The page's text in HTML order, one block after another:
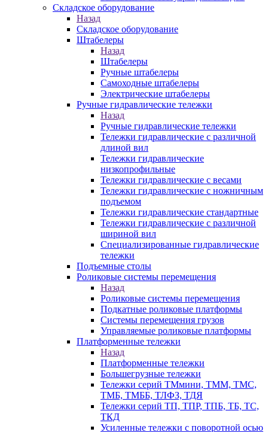
Складское оборудование
Назад
Складское оборудование
Штабелеры
Назад
Штабелеры
Ручные штабелеры
Самоходные штабелеры
Электрические штабелеры
Ручные гидравлические тележки
Назад
Ручные гидравлические тележки
Тележки гидравлические с различной
длиной вил
Тележки гидравлические
низкопрофильные
Тележки гидравлические с весами
Тележки гидравлические с ножничным
подъемом
Тележки гидравлические стандартные
Тележки гидравлические с различной
шириной вил
Специализированные гидравлические
тележки
Подъемные столы
Роликовые системы перемещения
Назад
Роликовые системы перемещения
Подкатные роликовые платформы
Системы перемещения грузов
Управляемые роликовые платформы
Платформенные тележки
Назад
Платформенные тележки
Большегрузные тележки
Тележки серий ТМмини, ТММ, ТМС,
ТМБ, ТМББ, ТЛФЗ, ТДЯ
Тележки серий ТП, ТПР, ТПБ, ТБ, ТС,
ТКД
Усиленные тележки с поворотной осью